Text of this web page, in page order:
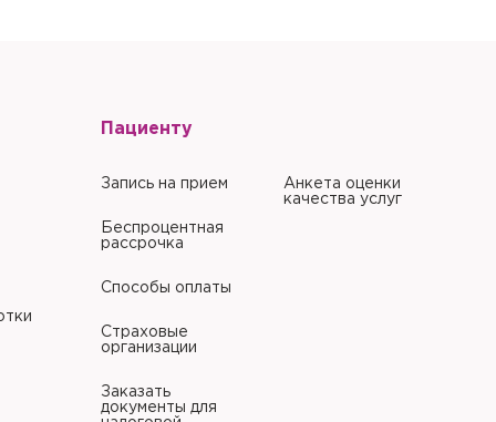
Пациенту
Запись на прием
Беспроцентная
рассрочка
Способы оплаты
Страховые
организации
Заказать
документы для
Анкета оценки
качества услуг